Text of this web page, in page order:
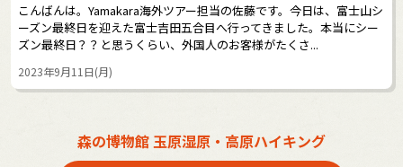
こんばんは。Yamakara海外ツアー担当の佐藤です。今日は、富士山シ
ーズン最終日を迎えた富士吉田五合目へ行ってきました。本当にシー
ズン最終日？？と思うくらい、外国人のお客様がたくさ...
2023年9月11日(月)
森の博物館 玉原湿原・高原ハイキング